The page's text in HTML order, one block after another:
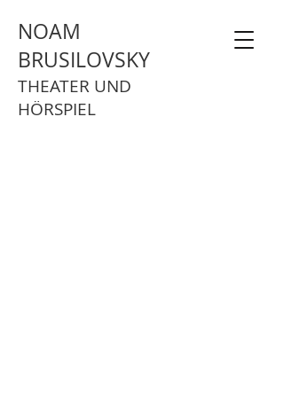
NOAM
BRUSILOVSKY
THEATER UND
HÖRSPIEL